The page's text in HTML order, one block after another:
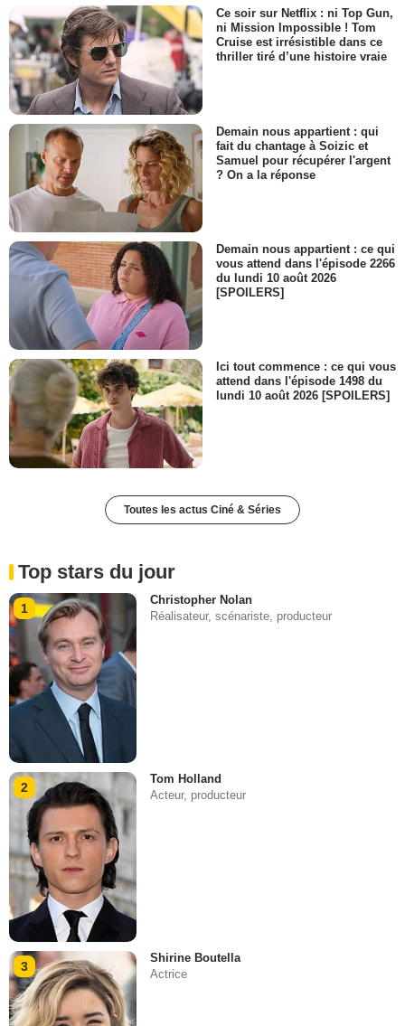
Ce soir sur Netflix : ni Top Gun,
ni Mission Impossible ! Tom
Cruise est irrésistible dans ce
thriller tiré d’une histoire vraie
Demain nous appartient : qui
fait du chantage à Soizic et
Samuel pour récupérer l'argent
? On a la réponse
Demain nous appartient : ce qui
vous attend dans l'épisode 2266
du lundi 10 août 2026
[SPOILERS]
Ici tout commence : ce qui vous
attend dans l'épisode 1498 du
lundi 10 août 2026 [SPOILERS]
Toutes les actus Ciné & Séries
Top stars du jour
1
Christopher Nolan
Réalisateur, scénariste, producteur
2
Tom Holland
Acteur, producteur
3
Shirine Boutella
Actrice